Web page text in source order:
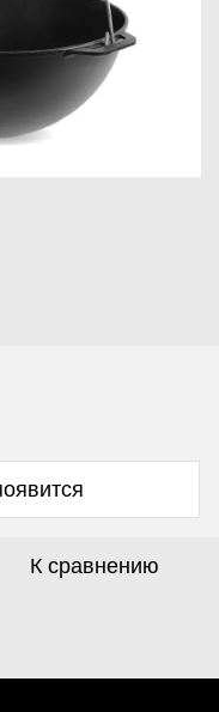
К сравнению